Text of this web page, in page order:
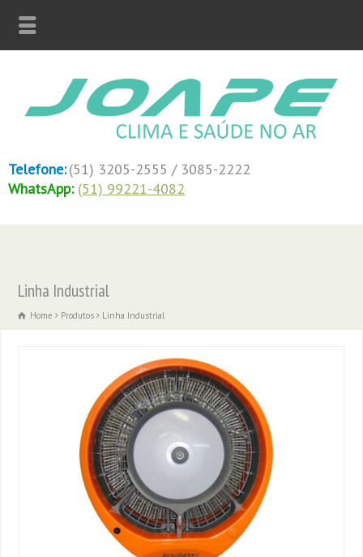
Telefone:(51) 3205-2555 / 3085-2222
WhatsApp: (51) 99221-4082
Linha Industrial
Home Produtos Linha Industrial